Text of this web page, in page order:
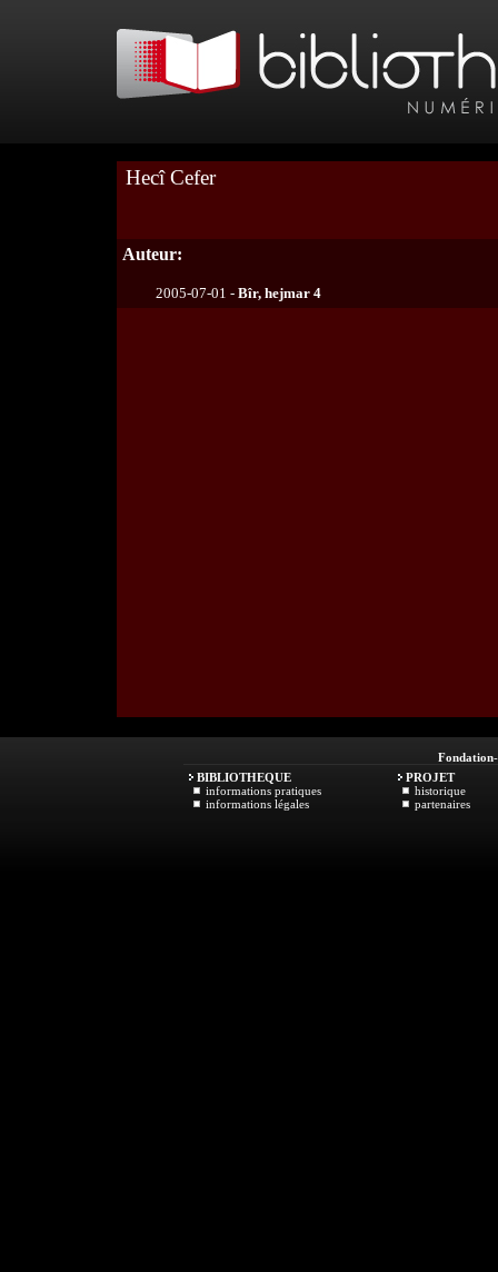
Hecî Cefer
Auteur:
2005-07-01 - Bîr, hejmar 4
Fondation
BIBLIOTHEQUE
informations pratiques
informations légales
PROJET
historique
partenaires